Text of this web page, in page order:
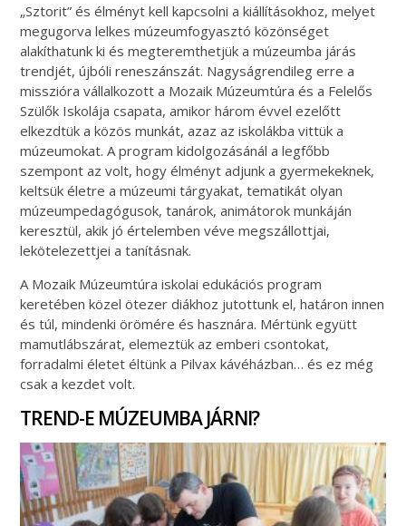
„Sztorit” és élményt kell kapcsolni a kiállításokhoz, melyet
megugorva lelkes múzeumfogyasztó közönséget
alakíthatunk ki és megteremthetjük a múzeumba járás
trendjét, újbóli reneszánszát. Nagyságrendileg erre a
misszióra vállalkozott a Mozaik Múzeumtúra és a Felelős
Szülők Iskolája csapata, amikor három évvel ezelőtt
elkezdtük a közös munkát, azaz az iskolákba vittük a
múzeumokat. A program kidolgozásánál a legfőbb
szempont az volt, hogy élményt adjunk a gyermekeknek,
keltsük életre a múzeumi tárgyakat, tematikát olyan
múzeumpedagógusok, tanárok, animátorok munkáján
keresztül, akik jó értelemben véve megszállottjai,
lekötelezettjei a tanításnak.
A Mozaik Múzeumtúra iskolai edukációs program
keretében közel ötezer diákhoz jutottunk el, határon innen
és túl, mindenki örömére és hasznára. Mértünk együtt
mamutlábszárat, elemeztük az emberi csontokat,
forradalmi életet éltünk a Pilvax kávéházban… és ez még
csak a kezdet volt.
TREND-E MÚZEUMBA JÁRNI?